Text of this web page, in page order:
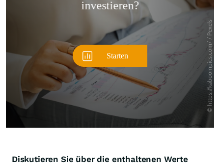
Diskutieren Sie über die enthaltenen Werte